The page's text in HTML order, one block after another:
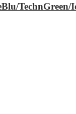
TechnGreen/